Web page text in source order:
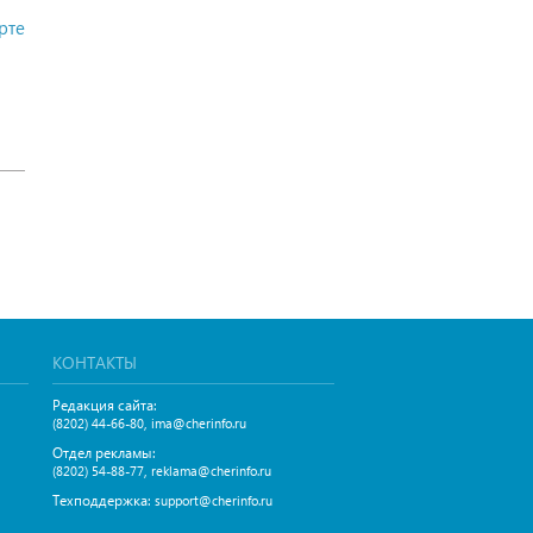
КОНТАКТЫ
Редакция сайта:
(8202) 44-66-80, ima@cherinfo.ru
Отдел рекламы:
(8202) 54-88-77, reklama@cherinfo.ru
Техподдержка: support@cherinfo.ru